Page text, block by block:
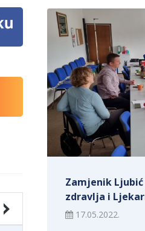
Zamjenik
zdravlja i
17.05.2022.